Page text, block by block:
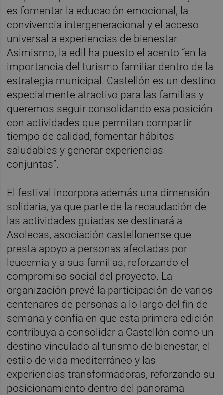
es fomentar la educación emocional, la
convivencia intergeneracional y el acceso
universal a experiencias de bienestar.
Asimismo, la edil ha puesto el acento “en la
importancia del turismo familiar dentro de la
estrategia municipal. Castellón es un destino
especialmente atractivo para las familias y
queremos seguir consolidando esa posición
con actividades que permitan compartir
tiempo de calidad, fomentar hábitos
saludables y generar experiencias
conjuntas”.
El festival incorpora además una dimensión
solidaria, ya que parte de la recaudación de
las actividades guiadas se destinará a
Asolecas, asociación castellonense que
presta apoyo a personas afectadas por
leucemia y a sus familias, reforzando el
compromiso social del proyecto. La
organización prevé la participación de varios
centenares de personas a lo largo del fin de
semana y confía en que esta primera edición
contribuya a consolidar a Castellón como un
destino vinculado al turismo de bienestar, el
estilo de vida mediterráneo y las
experiencias transformadoras, reforzando su
posicionamiento dentro del panorama